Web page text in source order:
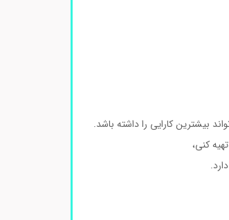
تهیه کنی،